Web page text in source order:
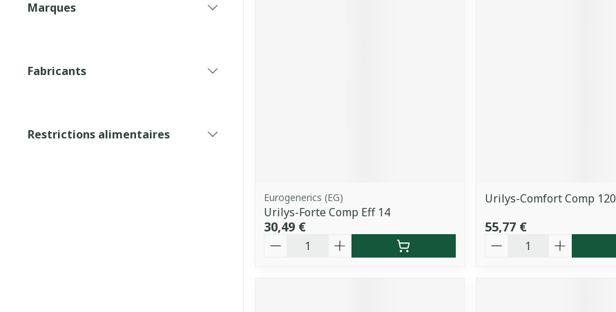
Marques
Fabricants
Restrictions alimentaires
Eurogenerics (EG)
Urilys-Forte Comp Eff 14
30,49 €
Quantité
Urilys-Comfort Comp 120
55,77 €
Quantité